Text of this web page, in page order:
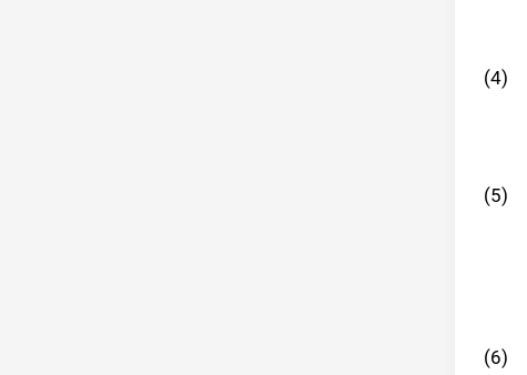
(4)
(5)
(6)